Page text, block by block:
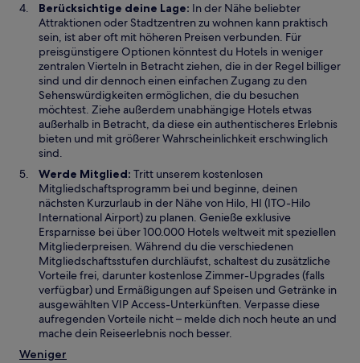
Berücksichtige deine Lage: In der Nähe beliebter
Attraktionen oder Stadtzentren zu wohnen kann praktisch
sein, ist aber oft mit höheren Preisen verbunden. Für
preisgünstigere Optionen könntest du Hotels in weniger
zentralen Vierteln in Betracht ziehen, die in der Regel billiger
sind und dir dennoch einen einfachen Zugang zu den
Sehenswürdigkeiten ermöglichen, die du besuchen
möchtest. Ziehe außerdem unabhängige Hotels etwas
außerhalb in Betracht, da diese ein authentischeres Erlebnis
bieten und mit größerer Wahrscheinlichkeit erschwinglich
sind.
Werde Mitglied: Tritt unserem kostenlosen
Mitgliedschaftsprogramm bei und beginne, deinen
nächsten Kurzurlaub in der Nähe von Hilo, HI (ITO-Hilo
International Airport) zu planen. Genieße exklusive
Ersparnisse bei über 100.000 Hotels weltweit mit speziellen
Mitgliederpreisen. Während du die verschiedenen
Mitgliedschaftsstufen durchläufst, schaltest du zusätzliche
Vorteile frei, darunter kostenlose Zimmer-Upgrades (falls
verfügbar) und Ermäßigungen auf Speisen und Getränke in
ausgewählten VIP Access-Unterkünften. Verpasse diese
aufregenden Vorteile nicht – melde dich noch heute an und
mache dein Reiseerlebnis noch besser.
Weniger